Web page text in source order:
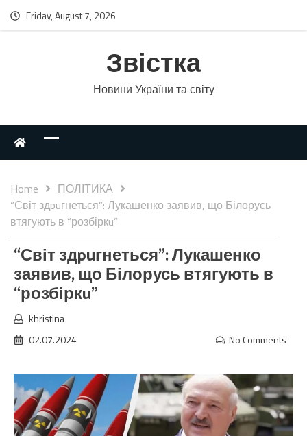
Friday, August 7, 2026
Звістка
Новини України та світу
Home
ПОЛІТИКА
“Світ здpuгнеться”: Лукашенко заявив, що Білорусь
втягують в “розбіркu”
“Світ здpuгнеться”: Лукашенко
заявив, що Білорусь втягують в
“розбіркu”
khristina
02.07.2024
No Comments